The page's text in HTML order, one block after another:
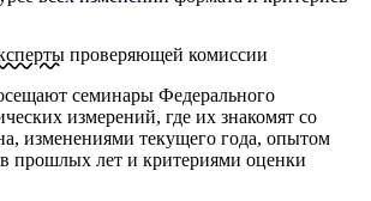
проверяющей комиссии
семинары Федерального
измерений, где их знакомят со
изменениями текущего года, опытом
прошлых лет и критериями оценки